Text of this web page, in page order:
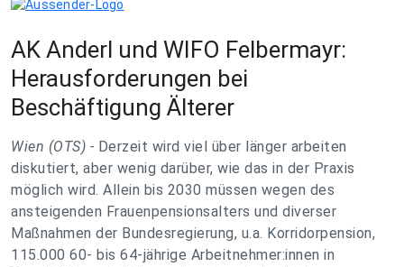
AK Anderl und WIFO Felbermayr:
Herausforderungen bei
Beschäftigung Älterer
Wien (OTS) - Derzeit wird viel über länger arbeiten
diskutiert, aber wenig darüber, wie das in der Praxis
möglich wird. Allein bis 2030 müssen wegen des
ansteigenden Frauenpensionsalters und diverser
Maßnahmen der Bundesregierung, u.a. Korridorpension,
115.000 60- bis 64-jährige Arbeitnehmer:innen in